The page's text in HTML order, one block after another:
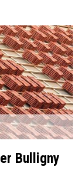
Bulligny